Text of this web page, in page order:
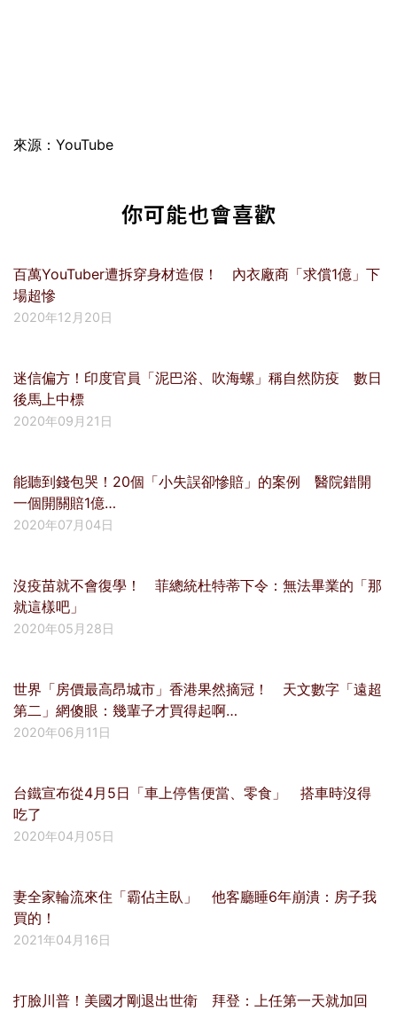
來源：YouTube
你可能也會喜歡
百萬YouTuber遭拆穿身材造假！ 內衣廠商「求償1億」下
場超慘
2020年12月20日
迷信偏方！印度官員「泥巴浴、吹海螺」稱自然防疫 數日
後馬上中標
2020年09月21日
能聽到錢包哭！20個「小失誤卻慘賠」的案例 醫院錯開
一個開關賠1億…
2020年07月04日
沒疫苗就不會復學！ 菲總統杜特蒂下令：無法畢業的「那
就這樣吧」
2020年05月28日
世界「房價最高昂城市」香港果然摘冠！ 天文數字「遠超
第二」網傻眼：幾輩子才買得起啊…
2020年06月11日
台鐵宣布從4月5日「車上停售便當、零食」 搭車時沒得
吃了
2020年04月05日
妻全家輪流來住「霸佔主臥」 他客廳睡6年崩潰：房子我
買的！
2021年04月16日
打臉川普！美國才剛退出世衛 拜登：上任第一天就加回